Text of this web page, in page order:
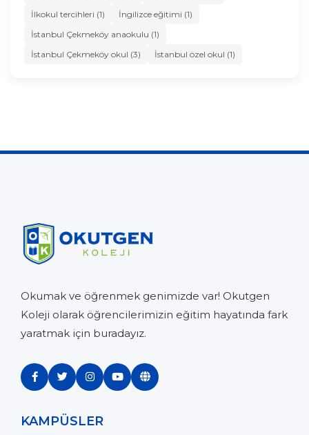
İlkokul tercihleri (1)
İngilizce eğitimi (1)
İstanbul Çekmeköy anaokulu (1)
İstanbul Çekmeköy okul (3)
İstanbul özel okul (1)
Okumak ve öğrenmek genimizde var! Okutgen
Koleji olarak öğrencilerimizin eğitim hayatında fark
yaratmak için buradayız.
KAMPÜSLER